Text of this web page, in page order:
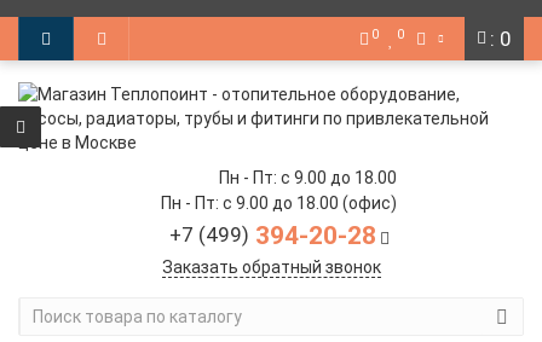
: 0
0 0
Пн - Пт: с 9.00 до 18.00
Пн - Пт: с 9.00 до 18.00 (офис)
+7 (499) 394-20-28
Заказать обратный звонок